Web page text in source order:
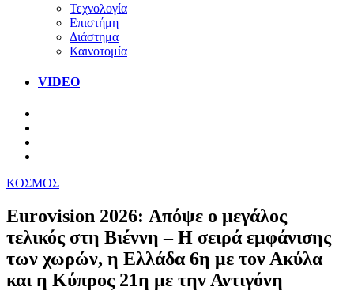
Τεχνολογία
Επιστήμη
Διάστημα
Καινοτομία
VIDEO
ΚΟΣΜΟΣ
Eurovision 2026: Απόψε ο μεγάλος
τελικός στη Βιέννη – Η σειρά εμφάνισης
των χωρών, η Ελλάδα 6η με τον Ακύλα
και η Κύπρος 21η με την Αντιγόνη